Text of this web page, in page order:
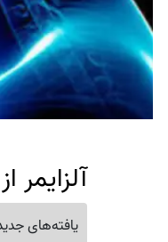
آلزایمر
یافته‌های